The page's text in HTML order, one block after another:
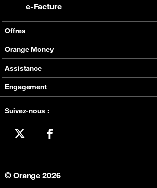
Suivez-nous :
Offres
Offres Mobiles
Internet
Bons plans
Orange Money
Présentation
Assistance
Assistance
Engagement
e-Facture
© Orange 2026